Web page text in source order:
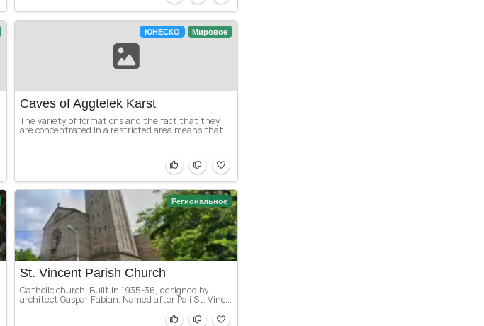
ЮНЕСКО Мировое
Caves of Aggtelek Karst
The variety of formations and the fact that they
are concentrated in a restricted area means that...
Региональное
St. Vincent Parish Church
Catholic church. Built in 1935-36, designed by
architect Gaspar Fabian. Named after Pali St. Vinc...